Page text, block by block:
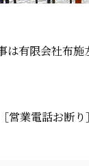
は有限会社布施
業電話お断り